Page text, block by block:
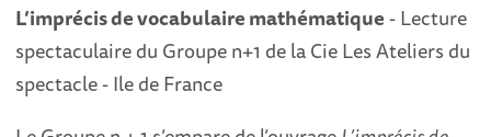
L’imprécis de vocabulaire mathématique- Lecture
spectaculaire du Groupe n+1 de la Cie Les Ateliers du
spectacle - Ile de France